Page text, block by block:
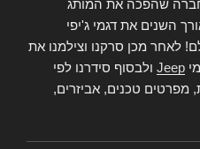
שהפכה את המותג
השנים את דגמי ג'יפי
לאחר מכן סרקנו וצילמנו את
Jeep ולבסוף סידרנו לפי
מפרטים טכנים, אביזרים,